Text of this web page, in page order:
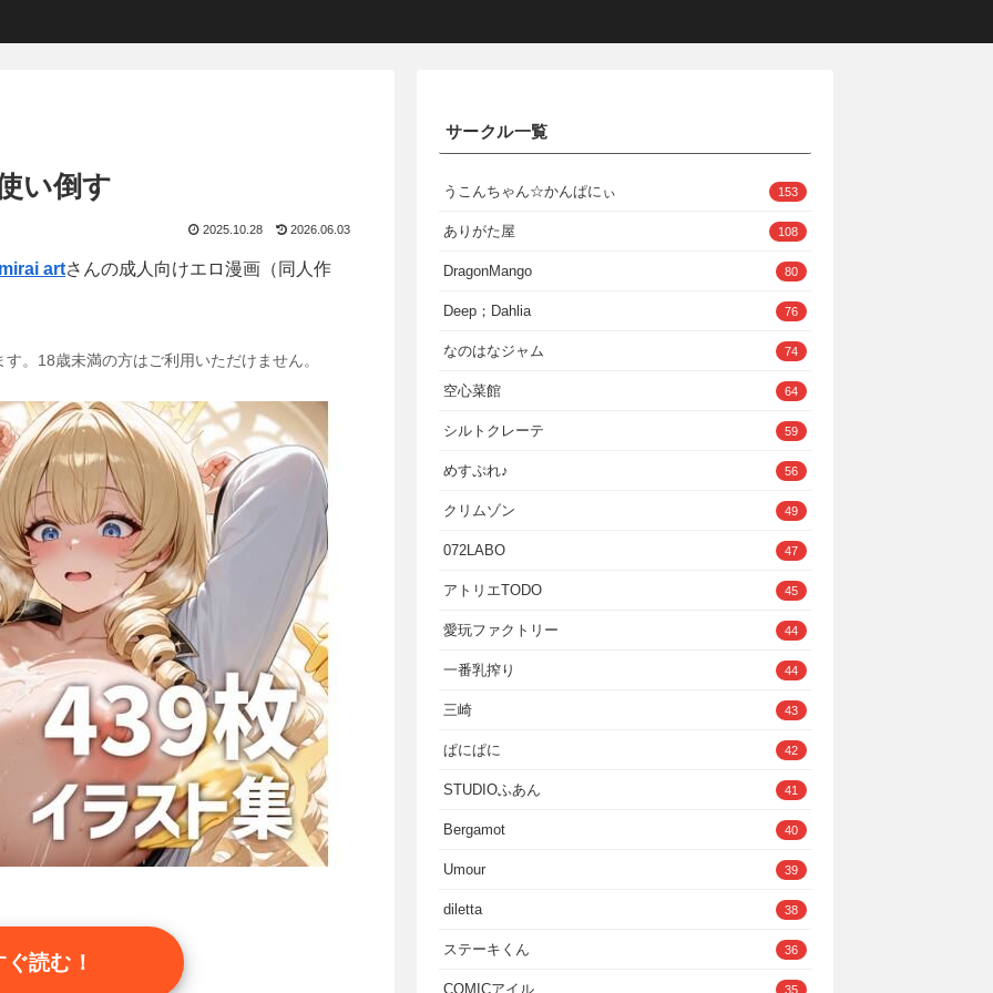
い倒す
2025.10.28 2026.06.03
artさんの成人向けエロ漫画（同人作
。18歳未満の方はご利用いただけません。
ぐ読む！
サークル一覧
うこんちゃん☆かんぱにぃ 153
ありがた屋 108
DragonMango 80
Deep；Dahlia 76
なのはなジャム 74
空心菜館 64
シルトクレーテ 59
めすぷれ♪ 56
クリムゾン 49
072LABO 47
アトリエTODO 45
愛玩ファクトリー 44
一番乳搾り 44
三崎 43
ぱにぱに 42
STUDIOふあん 41
Bergamot 40
Umour 39
diletta 38
ステーキくん 36
COMICアイル 35